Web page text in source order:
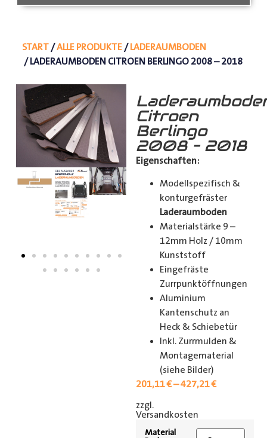
START/ALLE PRODUKTE/LADERAUMBODEN
/ LADERAUMBODEN CITROEN BERLINGO 2008 – 2018
Citroen
Berlingo
2008 – 2018
Eigenschaften:
Modellspezifisch &
konturgefräster
Laderaumboden
Materialstärke 9 –
12mm Holz / 10mm
Kunststoff
Eingefräste
Zurrpunktöffnungen
Aluminium
Kantenschutz an
Heck & Schiebetür
Inkl. Zurrmulden &
Montagematerial
(siehe Bilder)
201,11€–427,21€
zzgl.
Versandkosten
Material